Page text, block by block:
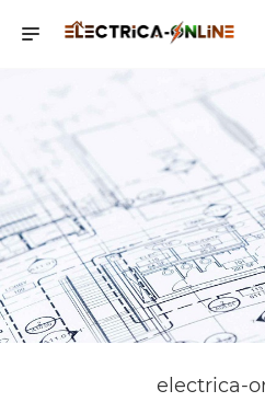
electrica-